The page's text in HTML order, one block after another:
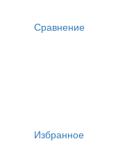
Сравнение
Избранное